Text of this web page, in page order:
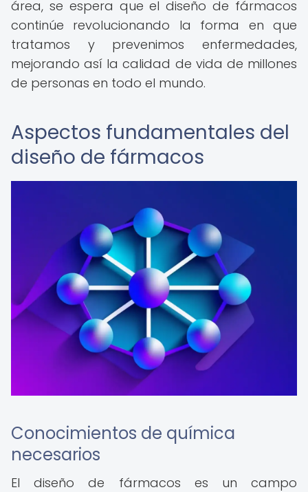
área, se espera que el diseño de fármacos
continúe revolucionando la forma en que
tratamos y prevenimos enfermedades,
mejorando así la calidad de vida de millones
de personas en todo el mundo.
Aspectos fundamentales del
diseño de fármacos
Conocimientos de química
necesarios
El diseño de fármacos es un campo